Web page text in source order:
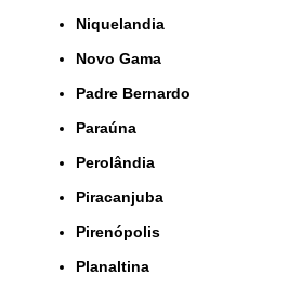
Niquelandia
Novo Gama
Padre Bernardo
Paraúna
Perolândia
Piracanjuba
Pirenópolis
Planaltina